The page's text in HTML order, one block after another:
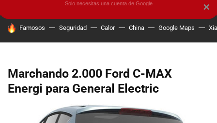
HOY SE HABLA DE
Famosos Seguridad Calor China Google Maps
Marchando 2.000 Ford C-MAX
Energi para General Electric
×
Solo necesitas una cuenta de Google